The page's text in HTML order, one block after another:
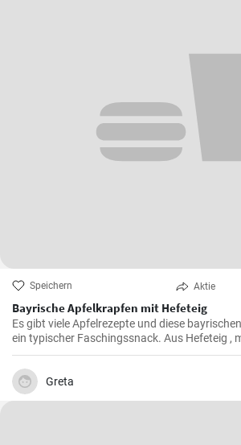
Speichern Aktie
Bayrische Apfelkrapfen mit Hefeteig
Es gibt viele Apfelrezepte und diese
ein typischer Faschingssnack. Aus Hefeteig ,
saftig frittiert werden sie nachher in
genossen.
Greta